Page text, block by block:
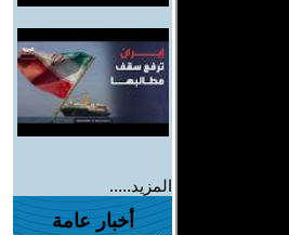
المزيد.....
أخبار عامة